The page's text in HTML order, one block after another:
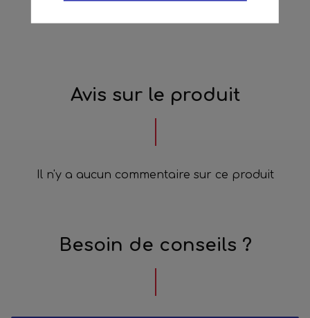
Avis sur le produit
Il n'y a aucun commentaire sur ce produit
Besoin de conseils ?